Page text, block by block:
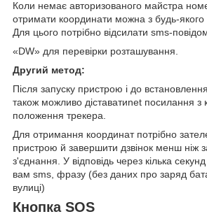
Коли немає авторизованого майстра
отримати координати можна з будь-
Для цього потрібно відсилати sms-
«DW» для перевірки розташування.
Другий метод:
Після запуску пристрою і до
також можливо діставатиnet посилання з
положення трекера.
Для отримання координат потрібно
пристрою й завершити дзвінок менш ніж
з'єднання. У відповідь через кілька
вам sms, фразу (без даних про заряд
вулиці)
Кнопка SOS